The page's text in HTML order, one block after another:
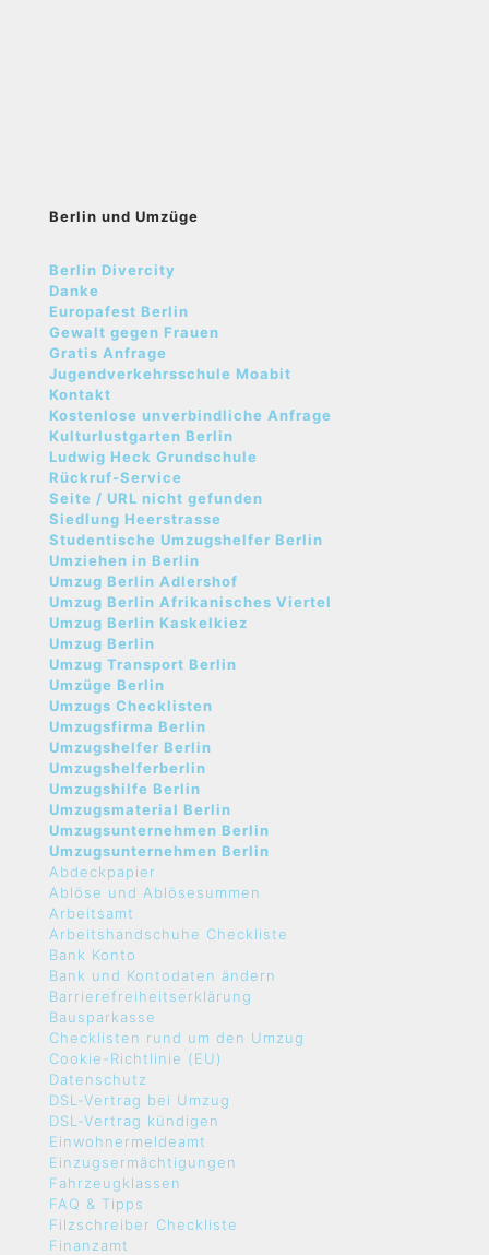
Berlin und Umzüge
Berlin Divercity
Danke
Europafest Berlin
Gewalt gegen Frauen
Gratis Anfrage
Jugendverkehrsschule Moabit
Kontakt
Kostenlose unverbindliche Anfrage
Kulturlustgarten Berlin
Ludwig Heck Grundschule
Rückruf-Service
Seite / URL nicht gefunden
Siedlung Heerstrasse
Studentische Umzugshelfer Berlin
Umziehen in Berlin
Umzug Berlin Adlershof
Umzug Berlin Afrikanisches Viertel
Umzug Berlin Kaskelkiez
Umzug Berlin
Umzug Transport Berlin
Umzüge Berlin
Umzugs Checklisten
Umzugsfirma Berlin
Umzugshelfer Berlin
Umzugshelferberlin
Umzugshilfe Berlin
Umzugsmaterial Berlin
Umzugsunternehmen Berlin
Umzugsunternehmen Berlin
Abdeckpapier
Ablöse und Ablösesummen
Arbeitsamt
Arbeitshandschuhe Checkliste
Bank Konto
Bank und Kontodaten ändern
Barrierefreiheitserklärung
Bausparkasse
Checklisten rund um den Umzug
Cookie-Richtlinie (EU)
Datenschutz
DSL-Vertrag bei Umzug
DSL-Vertrag kündigen
Einwohnermeldeamt
Einzugsermächtigungen
Fahrzeugklassen
FAQ & Tipps
Filzschreiber Checkliste
Finanzamt